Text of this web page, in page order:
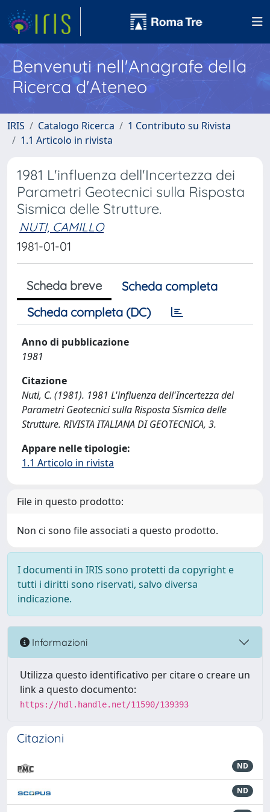
Benvenuti nell'Anagrafe della
Ricerca d'Ateneo
IRIS Catalogo Ricerca
1 Contributo su Rivista
1.1 Articolo in rivista
1981 L'influenza dell'Incertezza dei
Parametri Geotecnici sulla Risposta
Sismica delle Strutture.
NUTI, CAMILLO
1981-01-01
Scheda breve
Scheda completa
Scheda completa (DC)
Anno di pubblicazione
1981
Citazione
Nuti, C. (1981). 1981 L'influenza dell'Incertezza dei
Parametri Geotecnici sulla Risposta Sismica delle
Strutture. RIVISTA ITALIANA DI GEOTECNICA, 3.
Appare nelle tipologie:
1.1 Articolo in rivista
File in questo prodotto:
Non ci sono file associati a questo prodotto.
I documenti in IRIS sono protetti da copyright e
tutti i diritti sono riservati, salvo diversa
indicazione.
Informazioni
Utilizza questo identificativo per citare o creare un
link a questo documento:
https://hdl.handle.net/11590/139393
Citazioni
ND
ND